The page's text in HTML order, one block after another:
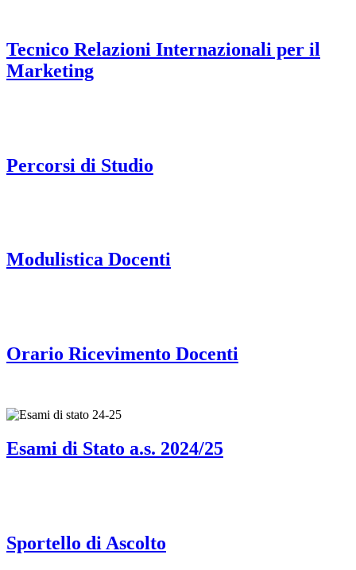
Tecnico Relazioni Internazionali per il
Marketing
Percorsi di Studio
Modulistica Docenti
Orario Ricevimento Docenti
Esami di Stato a.s. 2024/25
Sportello di Ascolto